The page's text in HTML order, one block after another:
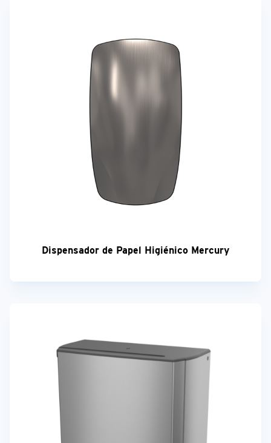
Dispensador de Papel Higiénico Mercury